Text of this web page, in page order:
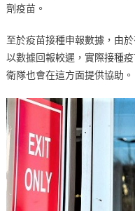
劑疫苗。
至於疫苗接種申報數據，由
以數據回報較遲，實際接種
衛隊也會在這方面提供協助。